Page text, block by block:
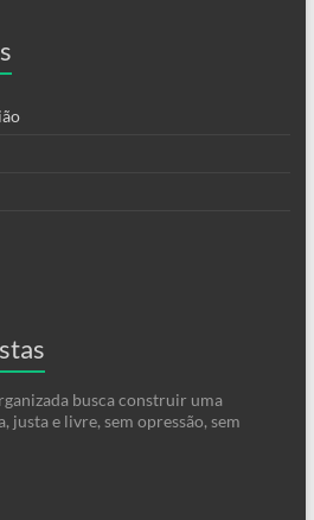
busca construir uma
justa e livre, sem opressão, sem